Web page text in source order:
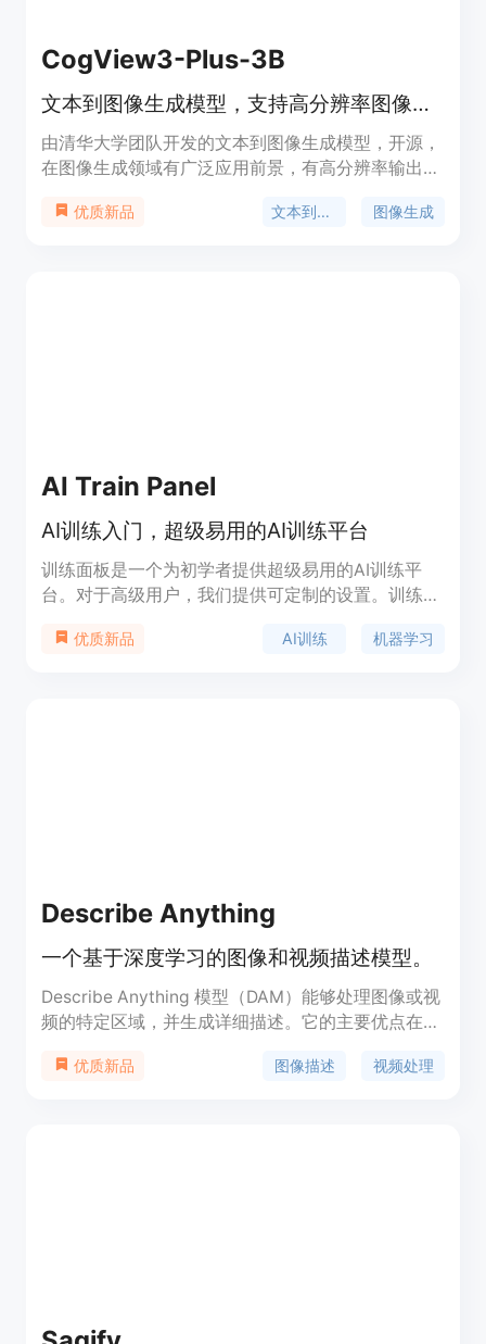
CogView3-Plus-3B
文本到图像生成模型，支持高分辨率图像生成
由清华大学团队开发的文本到图像生成模型，开源，
在图像生成领域有广泛应用前景，有高分辨率输出等
优质新品 文本到图像 图像生成
AI Train Panel
AI训练入门，超级易用的AI训练平台
训练面板是一个为初学者提供超级易用的AI训练平
台。对于高级用户，我们提供可定制的设置。训练面
的AI模型。它支持各种机器学习算法和深度学习框
优质新品 AI训练 机器学习
Describe Anything
一个基于深度学习的图像和视频描述模型。
Describe Anything 模型（DAM）能够处理图像或视
频的特定区域，并生成详细描述。它的主要优点在于
高质量的本地化描述，极大地提升了计算机视觉领域
优质新品 图像描述 视频处理